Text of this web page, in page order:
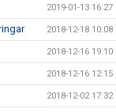
2019-01-13 16:27
2018-12-18 10:08
2018-12-16 19:10
2018-12-16 12:15
2018-12-02 17:32